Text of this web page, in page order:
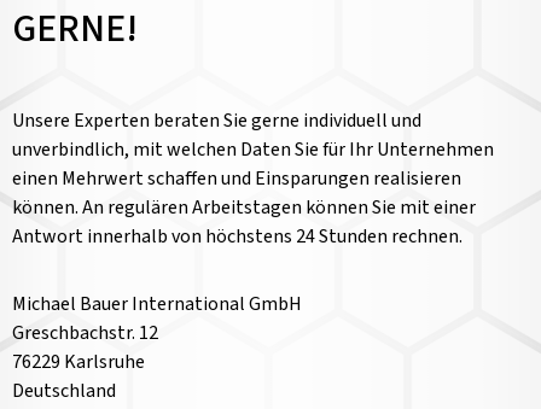
GERNE!
Unsere Experten beraten Sie gerne individuell und
unverbindlich, mit welchen Daten Sie für Ihr Unternehmen
einen Mehrwert schaffen und Einsparungen realisieren
können. An regulären Arbeitstagen können Sie mit einer
Antwort innerhalb von höchstens 24 Stunden rechnen.
Michael Bauer International GmbH
Greschbachstr. 12
76229 Karlsruhe
Deutschland